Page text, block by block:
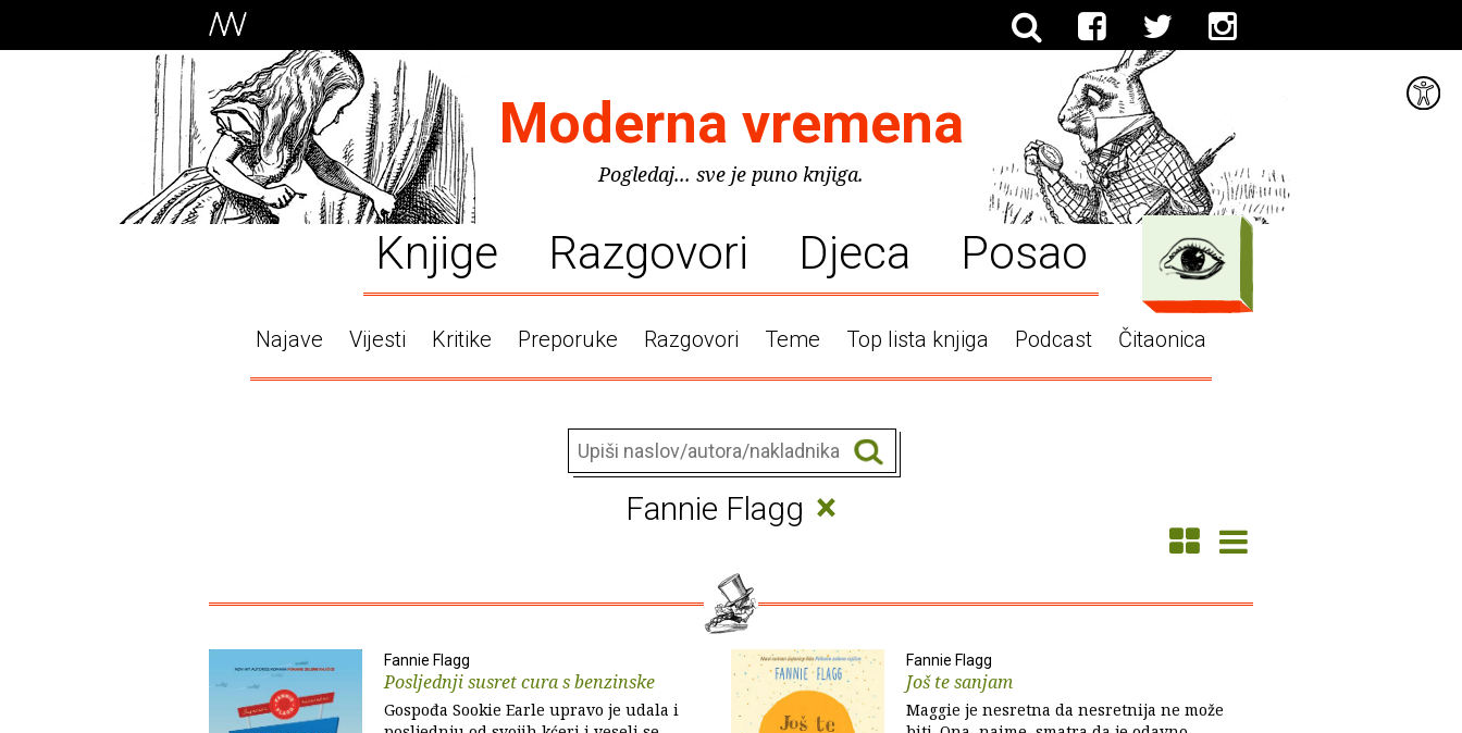
Moderna vremena
Pogledaj... sve je puno knjiga.
Knjige Razgovori Djeca Posao
Najave Vijesti Kritike Preporuke Razgovori Teme Top lista knjiga Podcast Čitaonica
Fannie Flagg ×
Fannie Flagg
Posljednji susret cura s benzinske
Gospođa Sookie Earle upravo je udala i
Fannie Flagg
Još te sanjam
Maggie je nesretna da nesretnija ne može